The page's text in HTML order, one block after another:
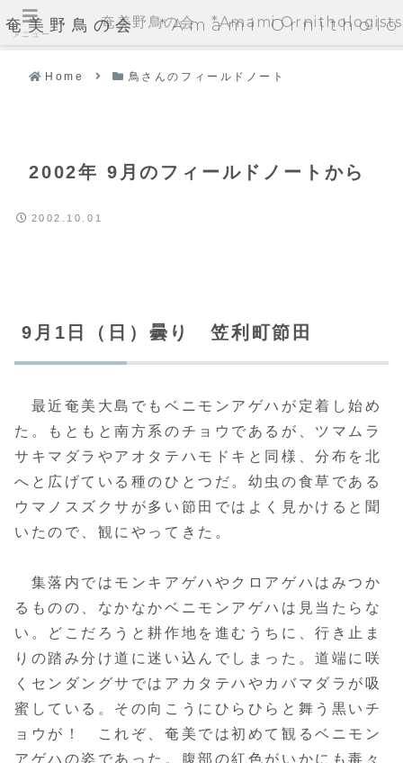
奄美野鳥の会 *Amami
Home 鳥さんのフィールドノート
2002年 9月のフィールドノートから
2002.10.01
9月1日（日）曇り 笠利町節田
最近奄美大島でもベニモンアゲハが定着し始め
た。もともと南方系のチョウであるが、ツマムラ
サキマダラやアオタテハモドキと同様、分布を北
へと広げている種のひとつだ。幼虫の食草である
ウマノスズクサが多い節田ではよく見かけると聞
いたので、観にやってきた。
集落内ではモンキアゲハやクロアゲハはみつか
るものの、なかなかベニモンアゲハは見当たらな
い。どこだろうと耕作地を進むうちに、行き止ま
りの踏み分け道に迷い込んでしまった。道端に咲
くセンダングサではアカタテハやカバマダラが吸
蜜している。その向こうにひらひらと舞う黒いチ
ョウが！ これぞ、奄美では初めて観るベニモン
アゲハの姿であった。腹部の紅色がいかにも毒々
メニュー
奄美野鳥の会 *Amami